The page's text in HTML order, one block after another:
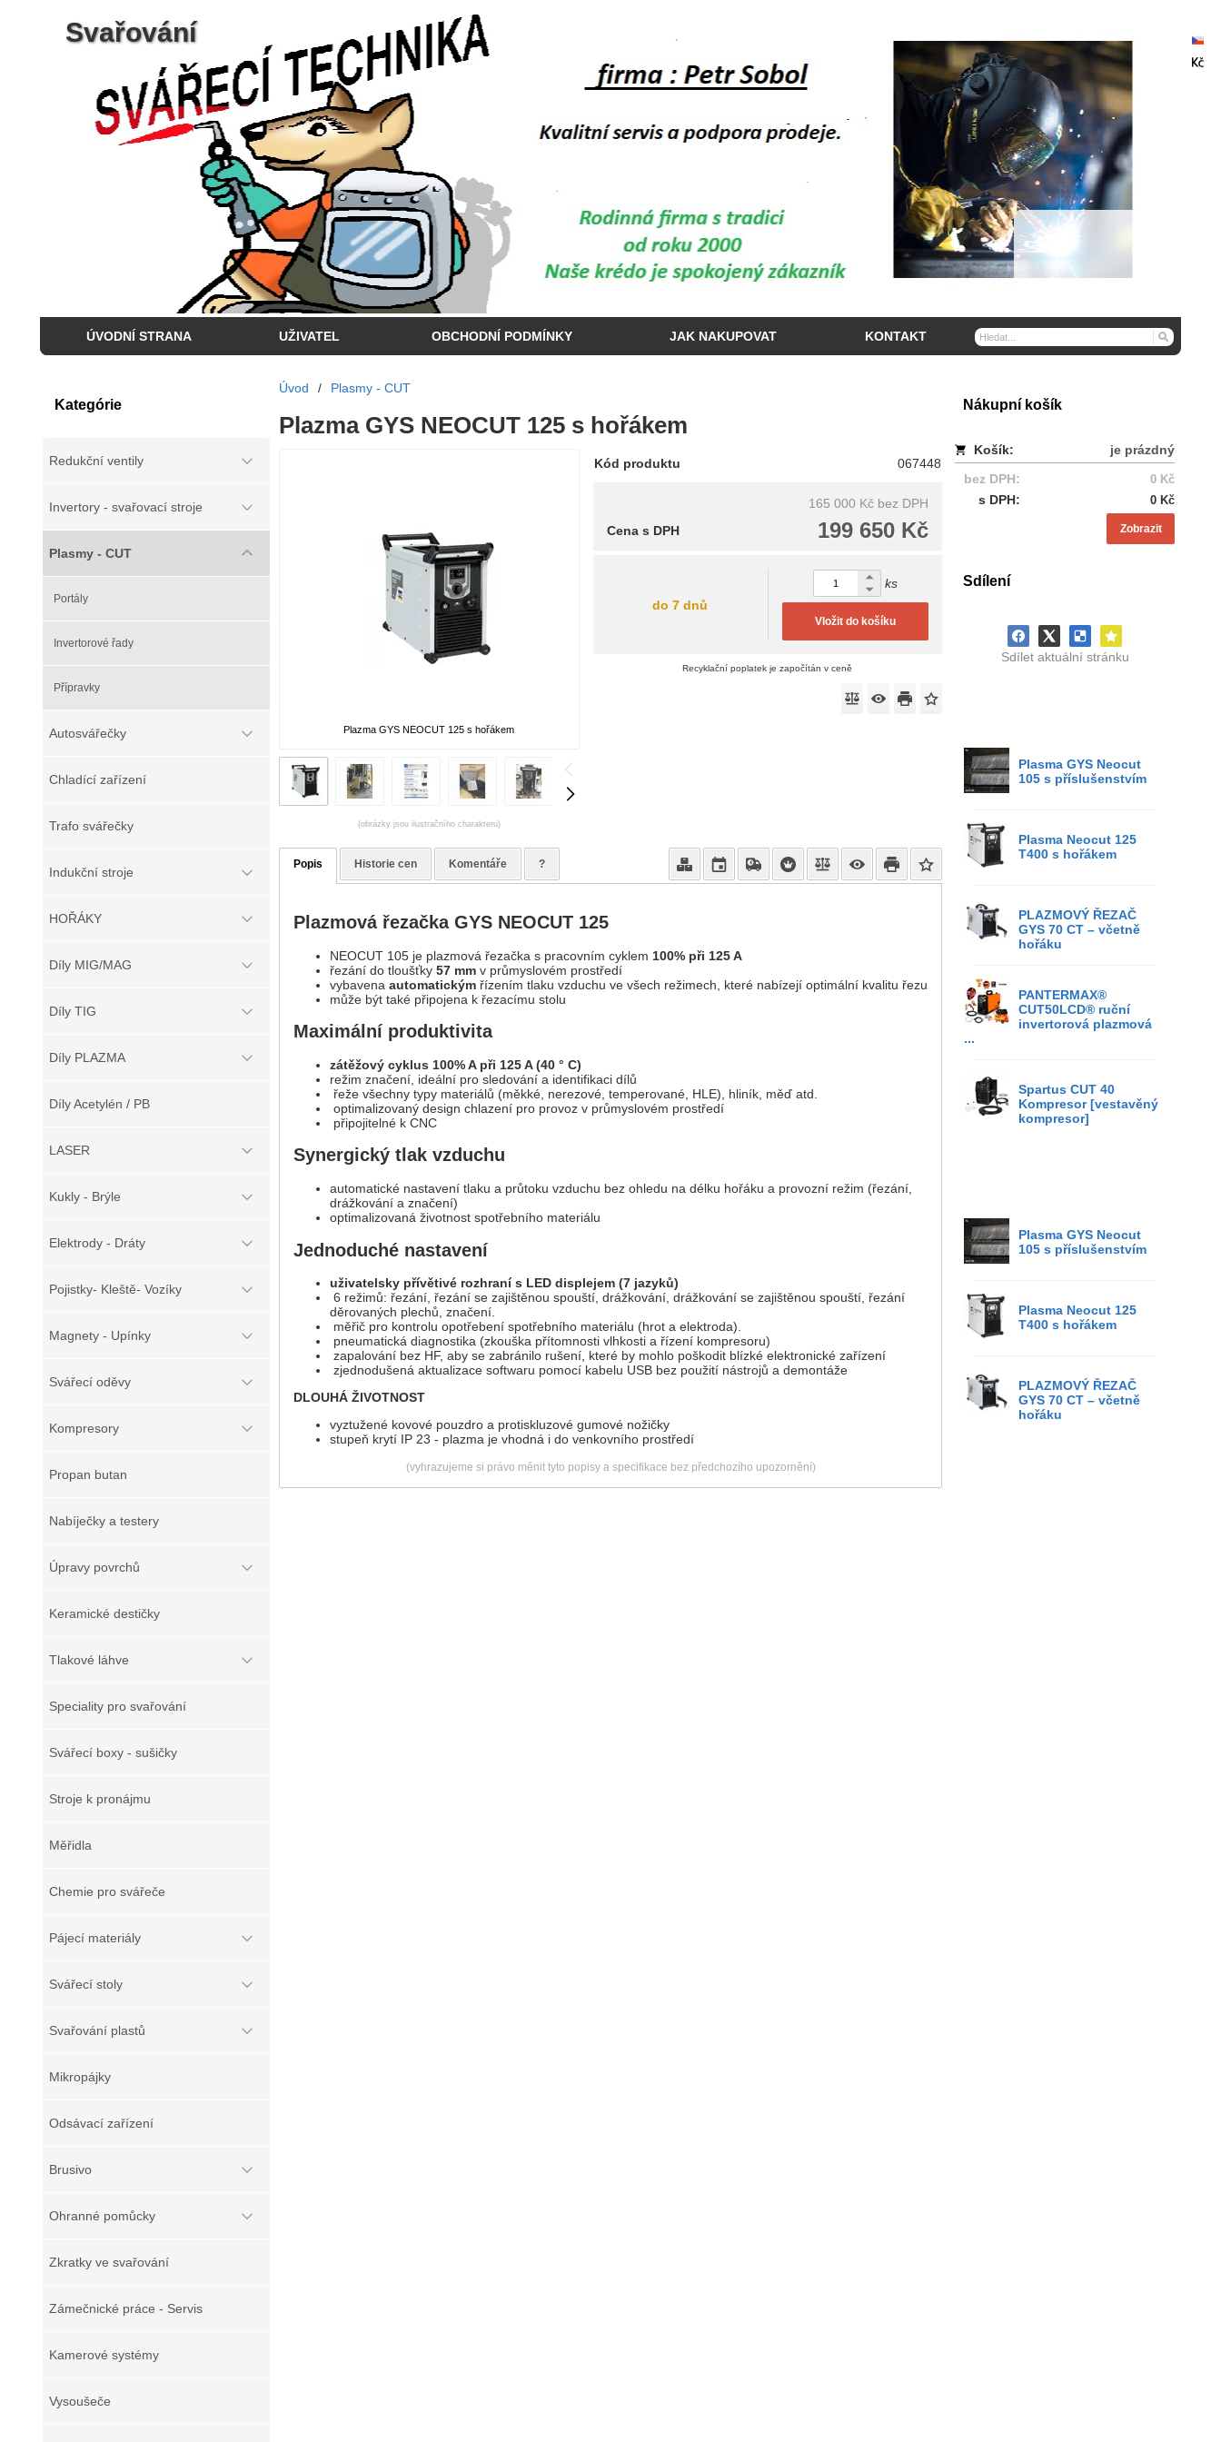
Svařování
ÚVODNÍ STRANA UŽIVATEL OBCHODNÍ PODMÍNKY JAK NAKUPOVAT KONTAKT
Nákupní košík
Košík:
je prázdný
bez DPH:
0 Kč
s DPH: 0 Kč
Zobrazit
Sdílení
Sdílet aktuální stránku
Plasma GYS Neocut
105 s příslušenstvím
Plasma Neocut 125
T400 s hořákem
PLAZMOVÝ ŘEZAČ
GYS 70 CT – včetně
hořáku
PANTERMAX®
CUT50LCD® ruční
invertorová plazmová
...
Spartus CUT 40
Kompresor [vestavěný
kompresor]
Plasma GYS Neocut
105 s příslušenstvím
Plasma Neocut 125
T400 s hořákem
PLAZMOVÝ ŘEZAČ
GYS 70 CT – včetně
hořáku
Kategórie
Redukční ventily
Invertory - svařovací stroje
Plasmy - CUT
Portály
Invertorové řady
Přípravky
Autosvářečky
Chladící zařízení
Trafo svářečky
Indukční stroje
HOŘÁKY
Díly MIG/MAG
Díly TIG
Díly PLAZMA
Díly Acetylén / PB
LASER
Kukly - Brýle
Elektrody - Dráty
Pojistky- Kleště- Vozíky
Magnety - Upínky
Svářecí oděvy
Kompresory
Propan butan
Nabíječky a testery
Úpravy povrchů
Keramické destičky
Tlakové láhve
Speciality pro svařování
Svářecí boxy - sušičky
Stroje k pronájmu
Měřidla
Chemie pro svářeče
Pájecí materiály
Svářecí stoly
Svařování plastů
Mikropájky
Odsávací zařízení
Brusivo
Ohranné pomůcky
Zkratky ve svařování
Zámečnické práce - Servis
Kamerové systémy
Vysoušeče
Úvod / Plasmy - CUT
Plazma GYS NEOCUT 125 s hořákem
Plazma GYS NEOCUT 125 s hořákem
(obrázky jsou ilustračního charakteru)
Kód produktu 067448
165 000 Kč bez DPH
199 650 Kč
Cena s DPH
do 7 dnů
ks
Vložit do košíku
Recyklační poplatek je započítán v ceně
Popis Historie cen Komentáře ?
Plazmová řezačka GYS NEOCUT 125
NEOCUT 105 je plazmová řezačka s pracovním cyklem 100% při 125 A
řezání do tloušťky 57 mm v průmyslovém prostředí
vybavena automatickým řízením tlaku vzduchu ve všech režimech, které nabízejí optimální kvalitu řezu
může být také připojena k řezacímu stolu
Maximální produktivita
zátěžový cyklus 100% A při 125 A (40 ° C)
režim značení, ideální pro sledování a identifikaci dílů
řeže všechny typy materiálů (měkké, nerezové, temperované, HLE), hliník, měď atd.
optimalizovaný design chlazení pro provoz v průmyslovém prostředí
připojitelné k CNC
Synergický tlak vzduchu
automatické nastavení tlaku a průtoku vzduchu bez ohledu na délku hořáku a provozní režim (řezání,
drážkování a značení)
optimalizovaná životnost spotřebního materiálu
Jednoduché nastavení
uživatelsky přívětivé rozhraní s LED displejem (7 jazyků)
6 režimů: řezání, řezání se zajištěnou spouští, drážkování, drážkování se zajištěnou spouští, řezání
děrovaných plechů, značení.
měřič pro kontrolu opotřebení spotřebního materiálu (hrot a elektroda).
pneumatická diagnostika (zkouška přítomnosti vlhkosti a řízení kompresoru)
zapalování bez HF, aby se zabránilo rušení, které by mohlo poškodit blízké elektronické zařízení
zjednodušená aktualizace softwaru pomocí kabelu USB bez použití nástrojů a demontáže
DLOUHÁ ŽIVOTNOST
vyztužené kovové pouzdro a protiskluzové gumové nožičky
stupeň krytí IP 23 - plazma je vhodná i do venkovního prostředí
(vyhrazujeme si právo měnit tyto popisy a specifikace bez předchozího upozornění)